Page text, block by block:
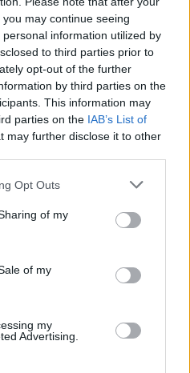
may continue seeing
information utilized by
to third parties prior to
opt-out of the further
by third parties on the
This information may
parties on the IAB’s List of
may further disclose it to other
Opt Outs
of my
of my
my
Advertising.
frutos rojos